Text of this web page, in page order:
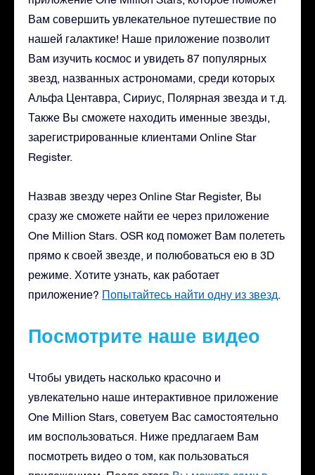
Вам совершить увлекательное путешествие по
нашей галактике! Наше приложение позволит
Вам изучить космос и увидеть 87 популярных
звезд, названных астрономами, среди которых
Альфа Центавра, Сириус, Полярная звезда и т.д.
Также Вы сможете находить именные звезды,
зарегистрированные клиентами Online Star
Register.
Назвав звезду через Online Star Register, Вы
сразу же сможете найти ее через приложение
One Million Stars. OSR код поможет Вам полететь
прямо к своей звезде, и полюбоваться ею в 3D
режиме. Хотите узнать, как работает
приложение? Попытайтесь найти одну из звезд.
Посмотрите наше видео
Чтобы увидеть насколько красочно и
увлекательно наше интерактивное приложение
One Million Stars, советуем Вас самостоятельно
им воспользоваться. Ниже предлагаем Вам
посмотреть видео о том, как пользоваться